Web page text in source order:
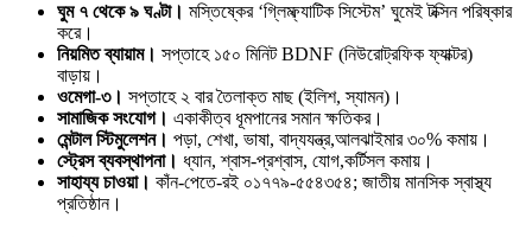
ঘুম ৭ থেকে ৯ ঘণ্টা। মস্তিষ্কের ‘গ্লিম্ফ্যাটিক সিস্টেম’ ঘুমেই টক্সিন পরিষ্কার
করে।
নিয়মিত ব্যায়াম। সপ্তাহে ১৫০ মিনিট BDNF (নিউরোট্রফিক ফ্যাক্টর)
বাড়ায়।
ওমেগা-৩। সপ্তাহে ২ বার তৈলাক্ত মাছ (ইলিশ, স্যামন)।
সামাজিক সংযোগ। একাকীত্ব ধূমপানের সমান ক্ষতিকর।
মেন্টাল স্টিমুলেশন। পড়া, শেখা, ভাষা, বাদ্যযন্ত্র,আলঝাইমার ৩০% কমায়।
স্ট্রেস ব্যবস্থাপনা। ধ্যান, শ্বাস-প্রশ্বাস, যোগ,কর্টিসল কমায়।
সাহায্য চাওয়া। কাঁন-পেতে-রই ০১৭৭৯-৫৫৪৩৫৪; জাতীয় মানসিক স্বাস্থ্য
প্রতিষ্ঠান।